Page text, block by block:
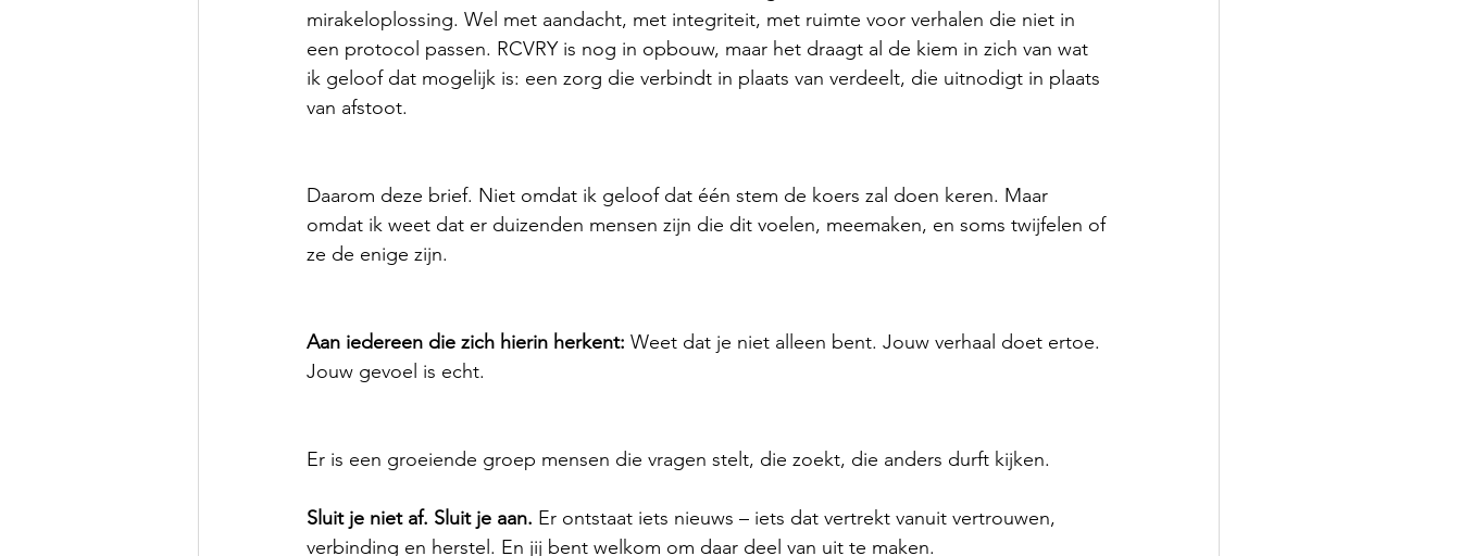
mirakeloplossing. Wel met aandacht, met integriteit, met ruimte voor verhalen die niet in
een protocol passen. RCVRY is nog in opbouw, maar het draagt al de kiem in zich van wat
ik geloof dat mogelijk is: een zorg die verbindt in plaats van verdeelt, die uitnodigt in plaats
van afstoot.
Daarom deze brief. Niet omdat ik geloof dat één stem de koers zal doen keren. Maar
omdat ik weet dat er duizenden mensen zijn die dit voelen, meemaken, en soms twijfelen of
ze de enige zijn.
Aan iedereen die zich hierin herkent: Weet dat je niet alleen bent. Jouw verhaal doet ertoe.
Jouw gevoel is echt.
Er is een groeiende groep mensen die vragen stelt, die zoekt, die anders durft kijken.
Sluit je niet af. Sluit je aan. Er ontstaat iets nieuws – iets dat vertrekt vanuit vertrouwen,
verbinding en herstel. En jij bent welkom om daar deel van uit te maken.